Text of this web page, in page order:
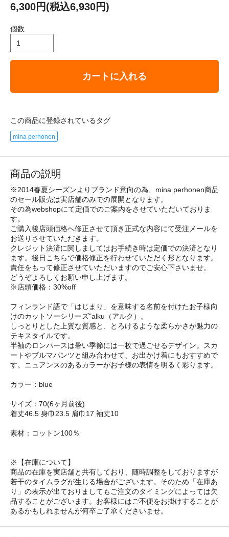
6,300円(税込6,930円)
個数
カートに入れる
この商品に登録されているタグ
mina perhonen
商品の説明
※2014春夏シーズンよりブランド意向の為、mina perhonen商品
のセール販売は実店舗のみでの展開となります。
その為webshopにて定価でのご案内をさせていただいておりま
す。
ご購入後店頭価格へ修正させて頂き正式な内容にて受注メールを
お送りさせていただきます。
クレジット決済に関しましてはお手続き時は定価での決済となり
ます。後日こちらで価格修正を行わせていただく形となります。
責任をもって修正させていただいますのでご安心下さいませ。
どうぞよろしくお願い申し上げます。
※店頭価格：30%off
フィンランド語で「はじまり」を意味する名前を付けたお子様向
けのカットソーシリーズ"alku（アルク）。
しっとりとした上質な質感と、とろけるような柔らかさが魅力の
テキスタイルです。
半袖のロンパースは暑い季節には一枚で過ごせるデザイン。スカ
ートやブルマパンツと組み合わせて、お出かけ着にもおすすめで
す。ニュアンスのあるカラーがお子様の表情を明るく彩ります。
カラー：blue
サイズ：70(6ヶ月前後)
着丈46.5 身巾23.5 肩巾17 袖丈10
素材：コットン100％
※【在庫について】
商品の在庫を実店舗と共有しており、随時調整をしておりますが
若干のタイムラグが生じる場合がございます。そのため「在庫あ
り」の表示が出ておりましてもご注文のタイミングによっては欠
品することがございます。お客様にはご不便をお掛けすることが
あるかもしれませんが何卒ご了承くださいませ。